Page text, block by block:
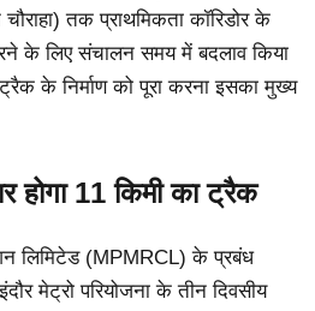
चौराहा) तक प्राथमिकता कॉरिडोर के
के लिए संचालन समय में बदलाव किया
के निर्माण को पूरा करना इसका मुख्य
होगा 11 किमी का ट्रैक
लिमिटेड (MPMRCL) के प्रबंध
मेट्रो परियोजना के तीन दिवसीय